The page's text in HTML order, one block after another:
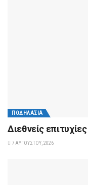
ΠΟΔΗΛΑΣΊΑ
Διεθνείς
7 ΑΥΓΟΎΣΤΟΥ, 2026